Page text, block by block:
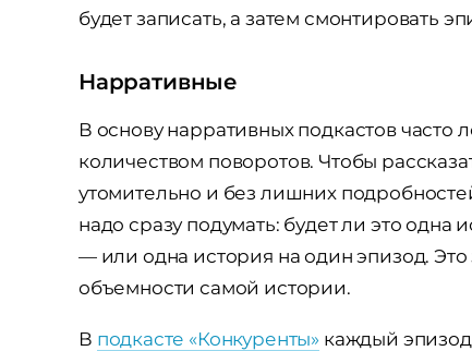
будет записать, а затем смонтировать
Нарративные
В основу нарративных подкастов
количеством поворотов. Чтобы
утомительно и без лишних
надо сразу подумать: будет ли это
— или одна история на один эпизод.
объемности самой истории.
В подкасте «Конкуренты» каждый